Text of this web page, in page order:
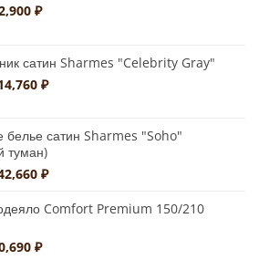
₽.
₽Текущая
сатин Sharmes "Celebrity Gray"
₽Диапазон
–
белье сатин Sharmes "Soho"
туман)
₽Диапазон
27,900 ₽
Comfort Premium 150/210
₽Текущая